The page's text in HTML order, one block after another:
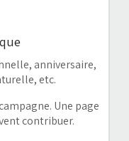
anniversaire,
etc.
Une page
contribuer.